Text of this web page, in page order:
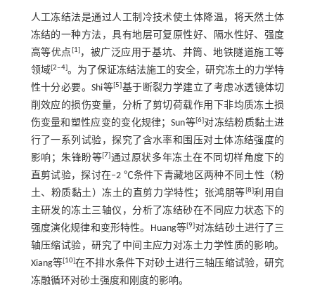
人工冻结法是通过人工制冷技术使土体降温，将天然土体
冻结的一种方法，具有地层可复原性好、隔水性好、强度
高等优点 [1]，被广泛应用于基坑、井筒、地铁隧道施工等
领域[2‒4]。为了保证冻结法施工的安全，研究冻土的力学特
性十分必要。Shi等[5]基于断裂力学建立了考虑冰透镜体切
削效应的损伤变量，分析了剪切荷载作用下非均质冻土损
伤变量和塑性应变的变化规律；Sun等[6]对冻结粉质黏土进
行了一系列试验，探究了含水率和围压对土体冻结强度的
影响；朱锋盼等[7]通过原状多年冻土在不同切样角度下的
直剪试验，探讨在‒2 ℃条件下青藏地区两种不同土性（粉
土、粉质黏土）冻土的直剪力学特性；张鸿朋等[8]利用自
主研发的冻土三轴仪，分析了冻结砂在不同应力状态下的
强度演化规律和变形特性。Huang等[9]对冻结砂土进行了三
轴压缩试验，研究了中间主应力对冻土力学性质的影响。
Xiang等[10]在不排水条件下对砂土进行三轴压缩试验，研究
冻融循环对砂土强度和刚度的影响。